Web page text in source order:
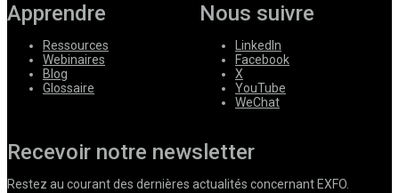
Apprendre
Ressources
Webinaires
Blog
Glossaire
Nous suivre
LinkedIn
Facebook
X
YouTube
WeChat
Recevoir notre newsletter
Restez au courant des dernières actualités concernant EXFO.